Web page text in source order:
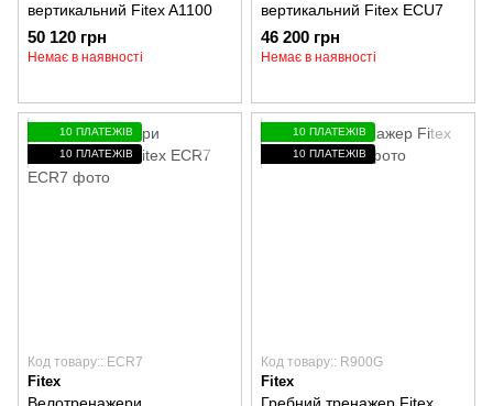
вертикальний Fitex A1100
50 120 грн
Немає в наявності
вертикальний Fitex ECU7
46 200 грн
Немає в наявності
10 ПЛАТЕЖІВ
10 ПЛАТЕЖІВ
Код товару:: ECR7
Fitex
10 ПЛАТЕЖІВ
10 ПЛАТЕЖІВ
Код товару:: R900G
Fitex